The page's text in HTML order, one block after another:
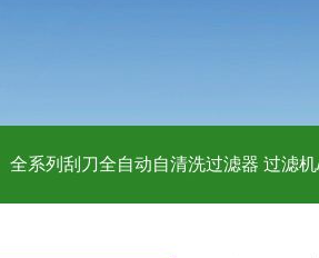
全系列刮刀全自动自清洗过滤器 过滤